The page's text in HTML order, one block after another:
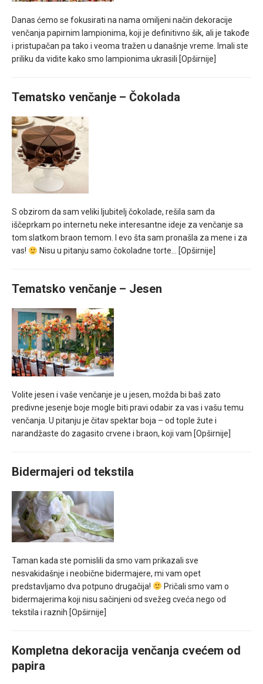
Danas ćemo se fokusirati na nama omiljeni način dekoracije
venčanja papirnim lampionima, koji je definitivno šik, ali je takođe
i pristupačan pa tako i veoma tražen u današnje vreme. Imali ste
priliku da vidite kako smo lampionima ukrasili [Opširnije]
Tematsko venčanje – Čokolada
S obzirom da sam veliki ljubitelj čokolade, rešila sam da
iščeprkam po internetu neke interesantne ideje za venčanje sa
tom slatkom braon temom. I evo šta sam pronašla za mene i za
vas!
Nisu u pitanju samo čokoladne torte… [Opširnije]
Tematsko venčanje – Jesen
Volite jesen i vaše venčanje je u jesen, možda bi baš zato
predivne jesenje boje mogle biti pravi odabir za vas i vašu temu
venčanja. U pitanju je čitav spektar boja – od tople žute i
narandžaste do zagasito crvene i braon, koji vam [Opširnije]
Bidermajeri od tekstila
Taman kada ste pomislili da smo vam prikazali sve
nesvakidašnje i neobične bidermajere, mi vam opet
predstavljamo dva potpuno drugačija!
Pričali smo vam o
bidermajerima koji nisu sačinjeni od svežeg cveća nego od
tekstila i raznih [Opširnije]
Kompletna dekoracija venčanja cvećem od
papira